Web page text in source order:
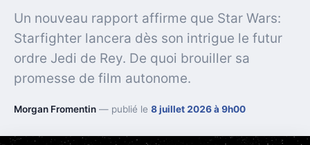
Un nouveau rapport affirme que Star Wars:
Starfighter lancera dès son intrigue le futur
ordre Jedi de Rey. De quoi brouiller sa
promesse de film autonome.
Morgan Fromentin — publié le 8 juillet 2026 à 9h00